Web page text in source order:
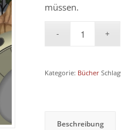
müssen.
Kategorie: Bücher
Beschreibung